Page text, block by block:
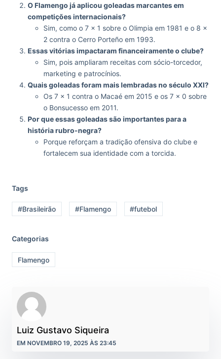
O Flamengo já aplicou goleadas marcantes em
competições internacionais?
Sim, como o 7 x 1 sobre o Olimpia em 1981 e o 8 x
2 contra o Cerro Porteño em 1993.
Essas vitórias impactaram financeiramente o clube?
Sim, pois ampliaram receitas com sócio-torcedor,
marketing e patrocínios.
Quais goleadas foram mais lembradas no século XXI?
Os 7 x 1 contra o Macaé em 2015 e os 7 x 0 sobre
o Bonsucesso em 2011.
Por que essas goleadas são importantes para a
história rubro-negra?
Porque reforçam a tradição ofensiva do clube e
fortalecem sua identidade com a torcida.
Tags
#Brasileirão #Flamengo #futebol
Categorias
Flamengo
Luiz Gustavo Siqueira
EM NOVEMBRO 19, 2025 ÀS 23:45